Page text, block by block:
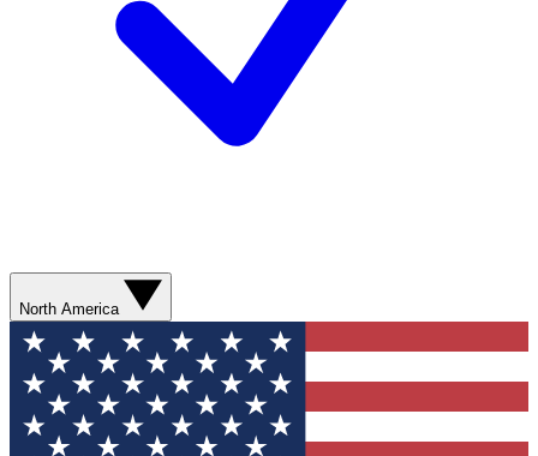
North America